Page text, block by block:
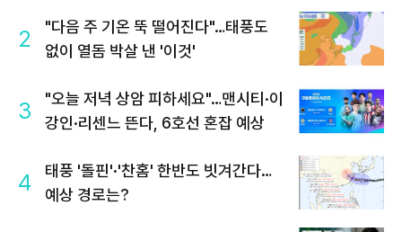
2
"다음 주 기온 뚝 떨어진다"…태풍도
없이 열돔 박살 낸 '이것'
3
"오늘 저녁 상암 피하세요"…맨시티·이
강인·리센느 뜬다, 6호선 혼잡 예상
4
태풍 '돌핀'·'찬홈' 한반도 빗겨간다…
예상 경로는?